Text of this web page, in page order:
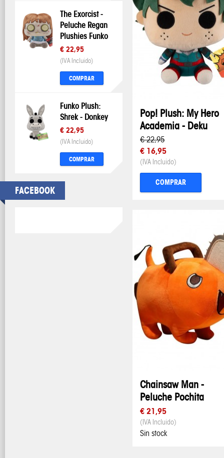
The Exorcist -
Peluche Regan
Plushies Funko
€ 22,95
(IVA Incluido)
COMPRAR
Funko Plush:
Shrek - Donkey
€ 22,95
(IVA Incluido)
COMPRAR
FACEBOOK
Pop! Plush: My Hero
Academia - Deku
€ 22,95
€ 16,95
(IVA Incluido)
COMPRAR
Chainsaw Man -
Peluche Pochita
€ 21,95
(IVA Incluido)
Sin stock